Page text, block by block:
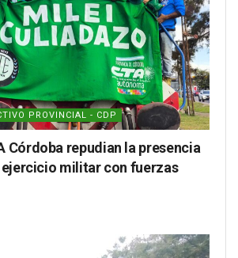
PROVINCIAL - CDP
Córdoba repudian la presencia
ejercicio militar con fuerzas